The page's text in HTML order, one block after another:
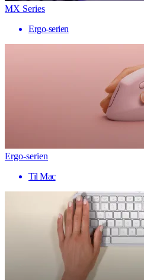
MX Series
Ergo-serien
Ergo-serien
Til Mac